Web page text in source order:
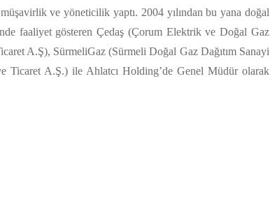
müşavirlik ve yöneticilik yaptı. 2004 yılından bu yana doğal
faaliyet gösteren Çedaş (Çorum Elektrik ve Doğal Gaz
A.Ş), SürmeliGaz (Sürmeli Doğal Gaz Dağıtım Sanayi
Ticaret A.Ş.) ile Ahlatcı Holding’de Genel Müdür olarak